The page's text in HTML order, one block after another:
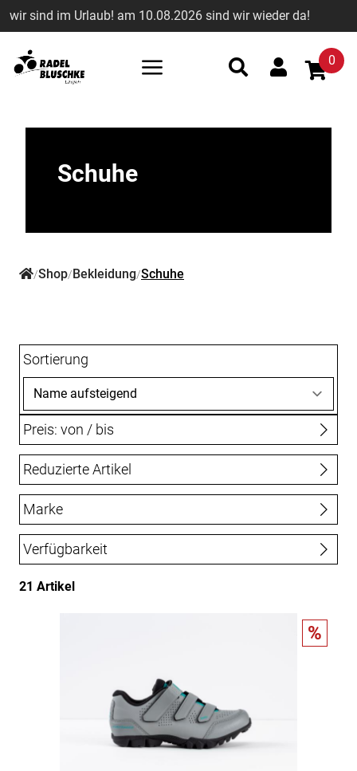
wir sind im Urlaub! am 10.08.2026 sind wir wieder da!
0
Schuhe
/Shop/Bekleidung/Schuhe
Preis: von / bis
bis €
Reduzierte Artikel
Nur Reduzierte Artikel anzeigen
Marke
Bontrager
Verfügbarkeit
Sortierung
21 Artikel
%